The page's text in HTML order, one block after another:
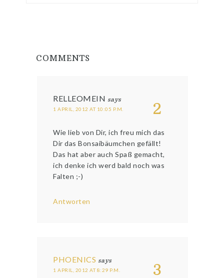
COMMENTS
2
RELLEOMEIN says
1 APRIL, 2012 AT 10:05 P.M.
Wie lieb von Dir, ich freu mich das
Dir das Bonsaibäumchen gefällt!
Das hat aber auch Spaß gemacht,
ich denke ich werd bald noch was
Falten ;-)
Antworten
3
PHOENICS says
1 APRIL, 2012 AT 8:29 P.M.